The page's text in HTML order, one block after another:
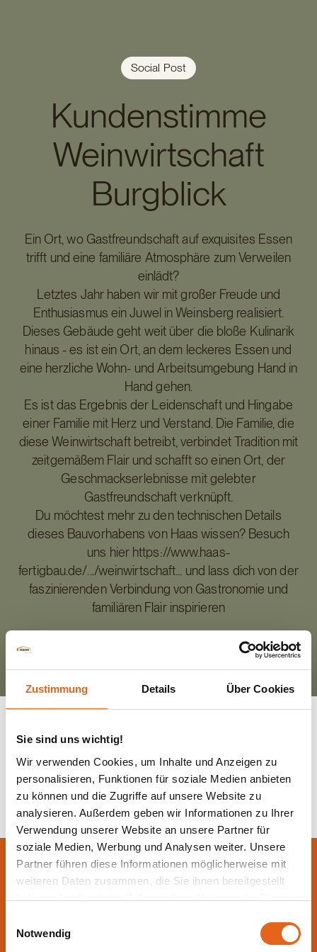
Zustimmung Details Über Cookies
Sie sind uns wichtig!
Wir verwenden Cookies, um Inhalte und Anzeigen zu
personalisieren, Funktionen für soziale Medien anbieten
zu können und die Zugriffe auf unsere Website zu
analysieren. Außerdem geben wir Informationen zu Ihrer
Verwendung unserer Website an unsere Partner für
soziale Medien, Werbung und Analysen weiter. Unsere
Partner führen diese Informationen möglicherweise mit
weiteren Daten zusammen, die Sie ihnen bereitgestellt
haben oder die sie im Rahmen Ihrer Nutzung der Dienste
Bitte beachten Sie, dass einige der Partner auch Daten in
Notwendig
Social Post
Kundenstimme
Weinwirtschaft
Burgblick
Ein Ort, wo Gastfreundschaft auf exquisites Essen
trifft und eine familiäre Atmosphäre zum Verweilen
einlädt?
Letztes Jahr haben wir mit großer Freude und
Enthusiasmus ein Juwel in Weinsberg realisiert.
Dieses Gebäude geht weit über die bloße Kulinarik
hinaus - es ist ein Ort, an dem leckeres Essen und
eine herzliche Wohn- und Arbeitsumgebung Hand in
Hand gehen.
Es ist das Ergebnis der Leidenschaft und Hingabe
einer Familie mit Herz und Verstand. Die Familie, die
diese Weinwirtschaft betreibt, verbindet Tradition mit
zeitgemäßem Flair und schafft so einen Ort, der
Geschmackserlebnisse mit gelebter
Gastfreundschaft verknüpft.
Du möchtest mehr zu den technischen Details
dieses Bauvorhabens von Haas wissen? Besuch
uns hier https://www.haas-
fertigbau.de/.../weinwirtschaft... und lass dich von der
faszinierenden Verbindung von Gastronomie und
familiären Flair inspirieren
Zurück zur Übersicht
Lassen Sie sich jetzt
beraten.
Die beste Beratung ist die persönliche - von einem Haas